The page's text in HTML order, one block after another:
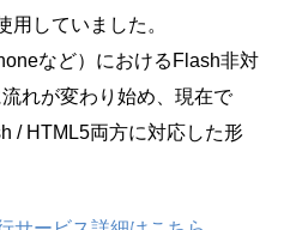
用していました。
など）におけるFlash非対
れが変わり始め、現在で
/ HTML5両方に対応した形